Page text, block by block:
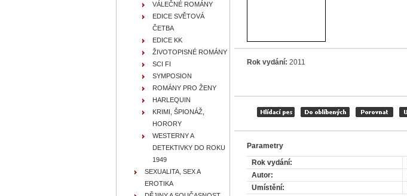
Rok vydání: 2011
Parametry
Rok vydání:
Autor:
Umístění:
VÁLEČNÉ ROMÁNY
EDICE SVĚTOVÁ
ČETBA
EDICE KK
ŽIVOTOPISNÉ ROMÁNY
SCI FI
SYMPOSION
ROMÁNY PRO ŽENY
HARLEQUIN
KRIMI, ŠPIONÁŽ,
HORORY
WESTERNY A
DETEKTIVKY DO ROKU
1949
SEXUALITA, SEX A
EROTIKA